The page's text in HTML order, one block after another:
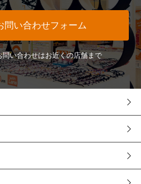
問い合わせフォーム
い合わせはお近くの店舗まで